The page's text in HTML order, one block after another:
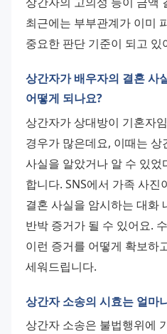
최근에는 부부관계가 이미
중요한 판단 기준이 되고 있
상간자가 배우자의 결혼 사
어떻게 되나요?
상간자가 상대방이 기혼자
경우가 많은데요, 이때는
사실을 알았거나 알 수 있
합니다. SNS에서 가족 사
결혼 사실을 암시하는 대화
반박 증거가 될 수 있어요.
이런 증거를 어떻게 확보하
세워드립니다.
상간자 소송의 시효는 얼마
상간자 소송은 불법행위에